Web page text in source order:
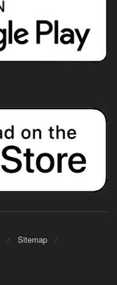
Sitemap